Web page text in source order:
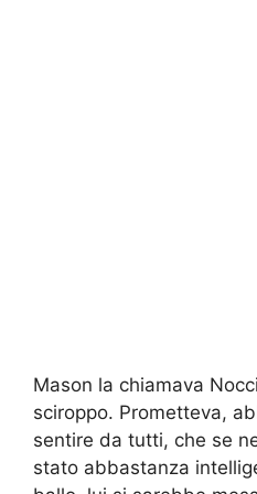
Mason la chiamava
sciroppo. Prometteva,
sentire da tutti, che se
stato abbastanza